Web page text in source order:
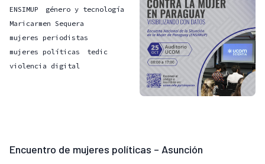
ENSIMUP
género y tecnología
Maricarmen Sequera
mujeres periodistas
mujeres políticas
tedic
violencia digital
Encuentro de mujeres políticas – Asunción